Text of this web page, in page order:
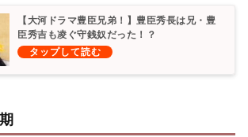
【大河ドラマ豊臣兄弟！】豊臣秀長は兄・豊
臣秀吉も凌ぐ守銭奴だった！？